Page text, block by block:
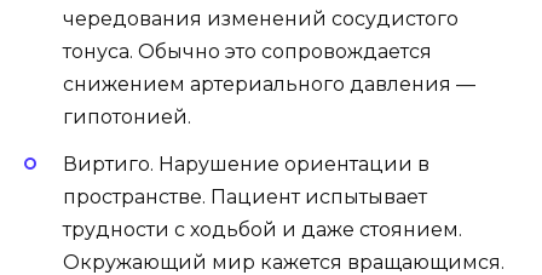
чередования изменений сосудистого
тонуса. Обычно это сопровождается
снижением артериального давления —
гипотонией.
Виртиго. Нарушение ориентации в
пространстве. Пациент испытывает
трудности с ходьбой и даже стоянием.
Окружающий мир кажется вращающимся.